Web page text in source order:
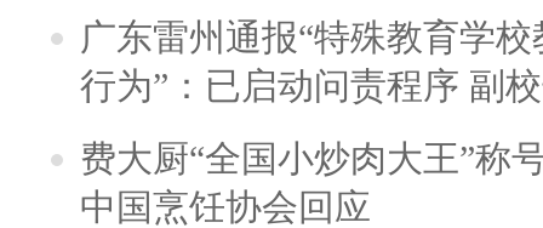
广东雷州通报“特殊教育学
行为”：已启动问责程序 副
费大厨“全国小炒肉大王”称
中国烹饪协会回应